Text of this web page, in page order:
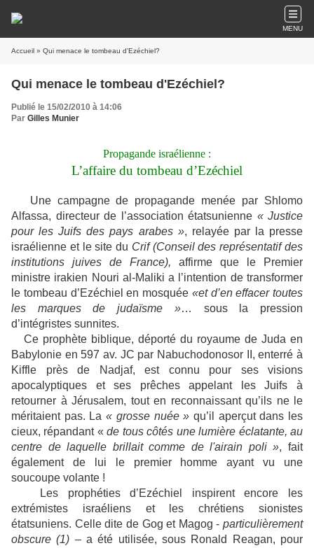
MENU
Accueil » Qui menace le tombeau d'Ezéchiel?
Qui menace le tombeau d'Ezéchiel?
Publié le 15/02/2010 à 14:06
Par Gilles Munier
Propagande israélienne :
L’affaire du tombeau d’Ezéchiel
Une campagne de propagande menée par Shlomo
Alfassa, directeur de l’association étatsunienne « Justice
pour les Juifs des pays arabes », relayée par la presse
israélienne et le site du Crif (Conseil des représentatif des
institutions juives de France), affirme que le Premier
ministre irakien Nouri al-Maliki a l’intention de transformer
le tombeau d’Ezéchiel en mosquée «et d’en effacer toutes
les marques de judaïsme »… sous la pression
d’intégristes sunnites.
Ce prophète biblique, déporté du royaume de Juda en
Babylonie en 597 av. JC par Nabuchodonosor II, enterré à
Kiffle près de Nadjaf, est connu pour ses visions
apocalyptiques et ses prêches appelant les Juifs à
retourner à Jérusalem, tout en reconnaissant qu’ils ne le
méritaient pas. La« grosse nuée » qu’il aperçut dans les
cieux, répandant «de tous côtés une lumière éclatante, au
centre de laquelle brillait comme de l'airain poli », fait
également de lui le premier homme ayant vu une
soucoupe volante !
Les prophéties d’Ezéchiel inspirent encore les
extrémistes israéliens et les chrétiens sionistes
étatsuniens. Celle dite de Gog et Magog - particulièrement
obscure (1) – a été utilisée, sous Ronald Reagan, pour